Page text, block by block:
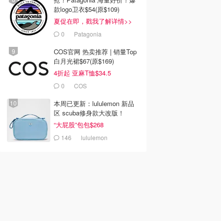
款logo卫衣$54(原$109)
夏促在即，戳我了解详情>>
0 Patagonia
COS官网 热卖推荐 | 销量Top
白月光裙$67(原$169)
4折起 亚麻T恤$34.5
0 COS
本周已更新：lululemon 新品
区 scuba修身款大改版！
“大屁股”包包$268
146 lululemon